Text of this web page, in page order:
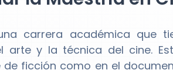
carrera académica que
arte y la técnica del cine.
ficción como en el